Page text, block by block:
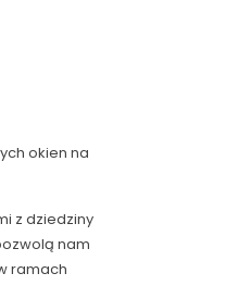
okien na
z dziedziny
nam
ramach